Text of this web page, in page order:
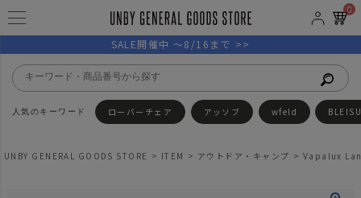
0
SALE開催中 ～8/16まで >>
ローバーチェア アッソブ wfeld
UNBY GENERAL GOODS STORE ITEM アウトドア・キャンプ Vapalux